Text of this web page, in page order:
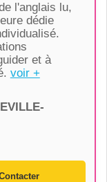
l'anglais lu,
dédie
et à
voir +